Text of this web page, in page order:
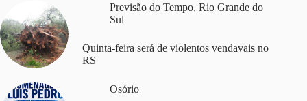
Previsão do Tempo, Rio Grande do
Sul
Quinta-feira será de violentos vendavais no
RS
Osório